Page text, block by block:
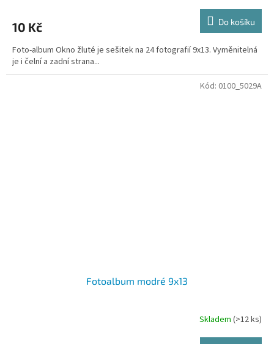
10 Kč Do košíku
Foto-album Okno žluté je sešitek na 24 fotografií 9x13. Vyměnitelná
je i čelní a zadní strana...
Fotoalbum modré 9x13
Skladem (>12 ks)
Kód: 0100_5029A